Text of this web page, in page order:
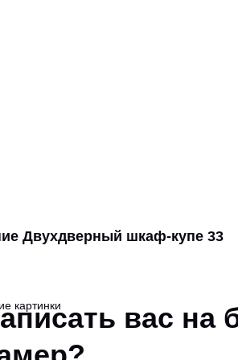
Двухдверный шкаф-купе 33
вас на